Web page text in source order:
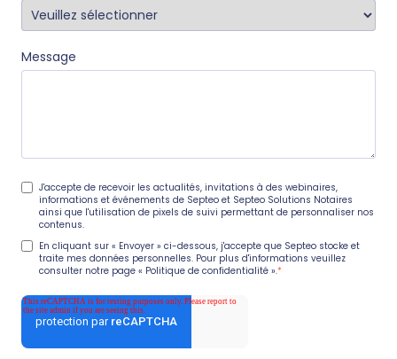
Message
J'accepte de recevoir les actualités, invitations à des webinaires,
informations et événements de Septeo et Septeo Solutions Notaires
ainsi que l'utilisation de pixels de suivi permettant de personnaliser nos
contenus.
En cliquant sur « Envoyer » ci-dessous, j'accepte que Septeo stocke et
traite mes données personnelles. Pour plus d'informations veuillez
consulter notre page « Politique de confidentialité ».*